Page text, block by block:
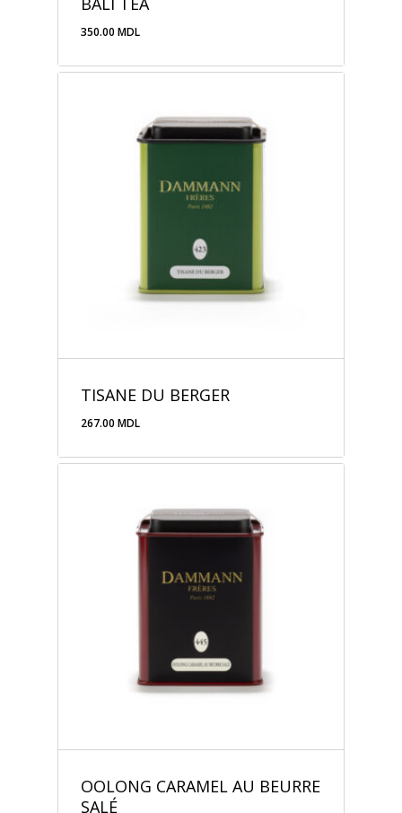
350.00 MDL
TISANE DU BERGER
267.00 MDL
OOLONG CARAMEL AU BEURRE
SALÉ